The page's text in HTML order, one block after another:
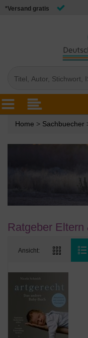
*Versand gratis
Home > Sachbuecher
Ratgeber
Ansicht: